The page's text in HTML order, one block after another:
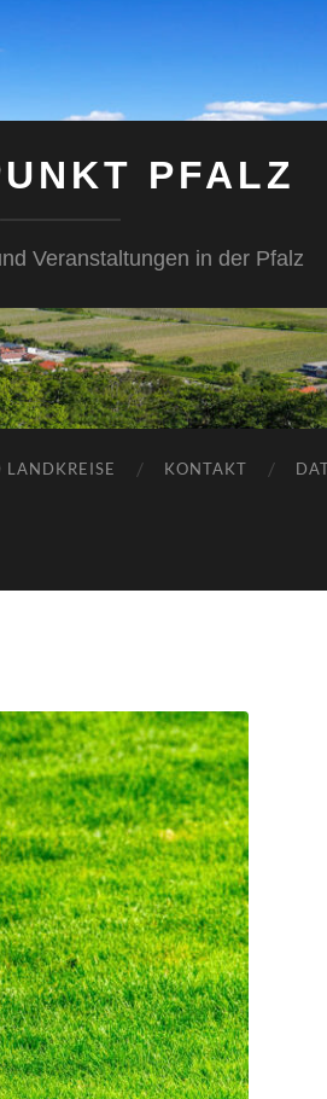
PFALZ
Veranstaltungen in der Pfalz
LANDKREISE KONTAKT